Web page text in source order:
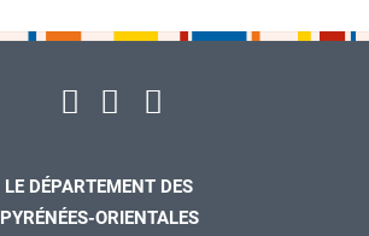
LE DÉPARTEMENT DES
PYRÉNÉES-ORIENTALES